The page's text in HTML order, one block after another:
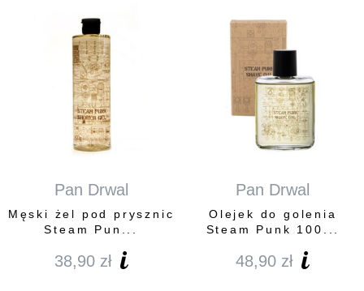
Pan Drwal
Męski żel pod prysznic
Steam Pun...
38,90 zł
Pan Drwal
Olejek do golenia
Steam Punk 100...
48,90 zł